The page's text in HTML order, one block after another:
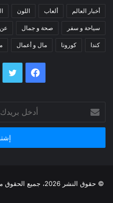
أخبار العالم ألعاب اللون
سياحة و سفر صحة و جمال عن
كندا كورونا مال و أعمال
فيسبوك
بريدك
الإلكتروني
© حقوق النشر 2026، جميع الحقوق محفوظة |